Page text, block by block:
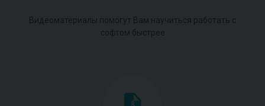
Видеоматериалы помогут Вам научиться работать с
софтом быстрее